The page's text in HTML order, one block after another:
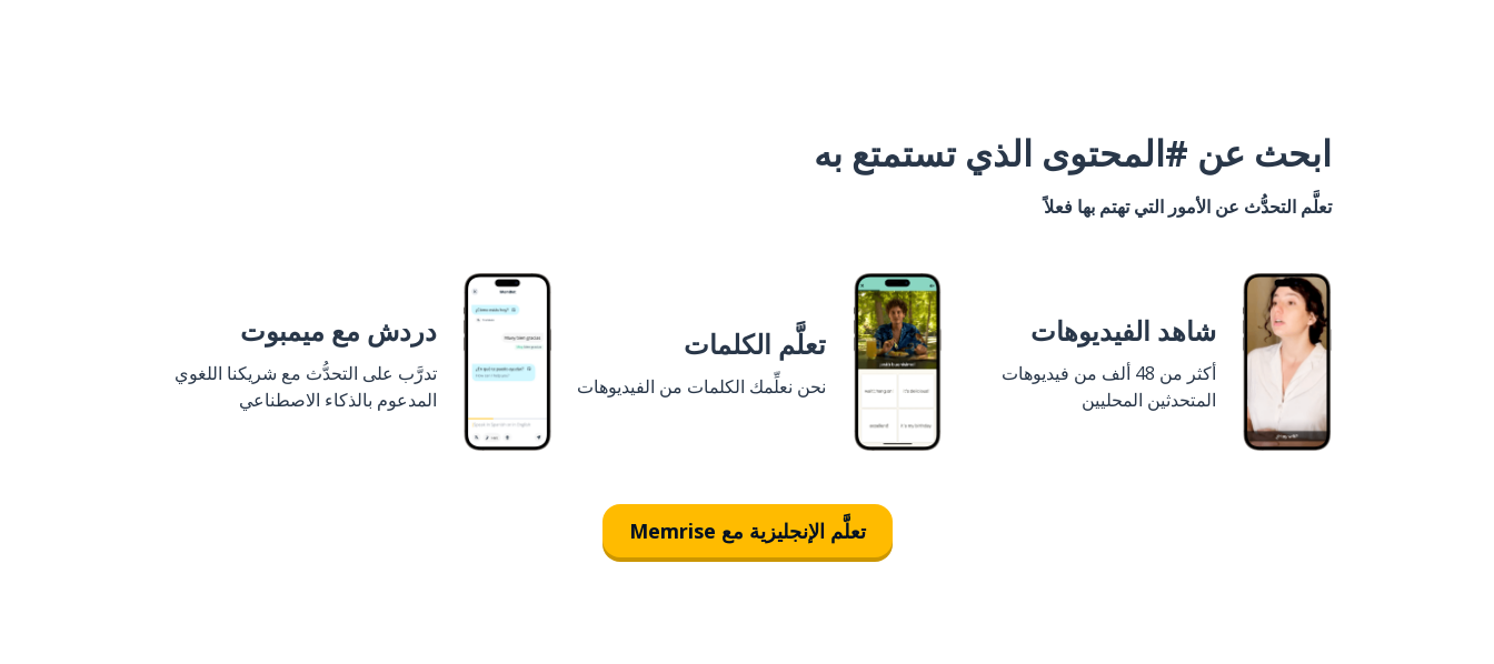
ابحث عن #المحتوى الذي تستمتع به
تعلَّم التحدُّث عن الأمور التي تهتم بها فعلاً
شاهد الفيديوهات
أكثر من 48 ألف من فيديوهات
المتحدثين المحليين
تعلَّم الكلمات
نحن نعلِّمك الكلمات من الفيديوهات
دردش مع ميمبوت
تدرَّب على التحدُّث مع شريكنا اللغوي
المدعوم بالذكاء الاصطناعي
تعلَّم الإنجليزية مع Memrise